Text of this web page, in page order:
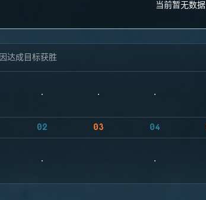
当前暂无数据
因达成目标获胜
02 03 04